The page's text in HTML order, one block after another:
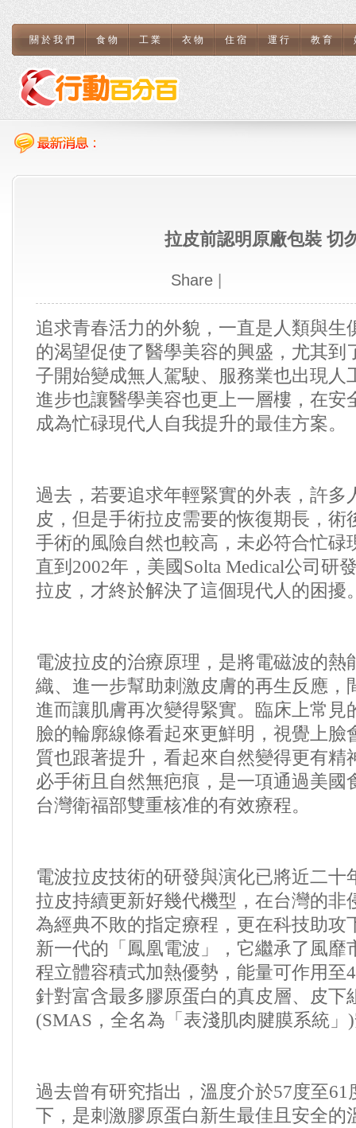
關於我們 食物 工業 衣物 住宿 運行 教育
拉皮前認明原廠包裝 切
Share
追求青春活力的外貌，一直是人類與生
的渴望促使了醫學美容的興盛，尤其到
子開始變成無人駕駛、服務業也出現人
進步也讓醫學美容也更上一層樓，在安
成為忙碌現代人自我提升的最佳方案。
過去，若要追求年輕緊實的外表，許多
皮，但是手術拉皮需要的恢復期長，術
手術的風險自然也較高，未必符合忙碌
直到 2002年，美國Solta Medical公司研
拉皮，才終於解決了這個現代人的困擾
電波拉皮的治療原理，是將電磁波的熱
織、進一步幫助刺激皮膚的再生反應，
進而讓肌膚再次變得緊實。臨床上常見
臉的輪廓線條看起來更鮮明，視覺上臉
質也跟著提升，看起來自然變得更有精
必手術且自然無疤痕，是一項通過美國
台灣衛福部雙重核准的有效療程。
電波拉皮技術的研發與演化已將近二十
拉皮持續更新好幾代機型，在台灣的非
為經典不敗的指定療程，更在科技助攻
新一代的「鳳凰電波」，它繼承了風靡
程立體容積式加熱優勢，能量可作用至
針對富含最多膠原蛋白的真皮層、皮下
(SMAS ，全名為「表淺肌肉腱膜系統」 )
過去曾有研究指出，溫度介於57度至61
下，是刺激膠原蛋白新生最佳且安全的